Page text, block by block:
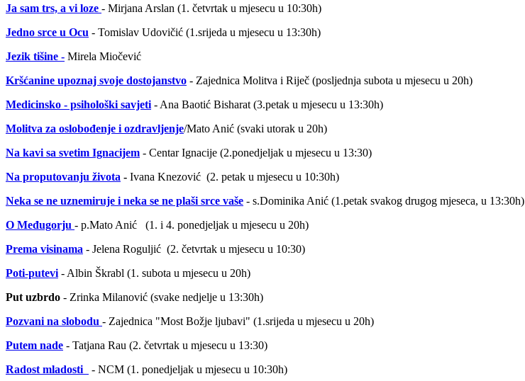
Ja sam trs, a vi loze - Mirjana Arslan (1. četvrtak u mjesecu u 10:30h)
Jedno srce u Ocu - Tomislav Udovičić (1.srijeda u mjesecu u 13:30h)
Jezik tišine - Mirela Miočević
Kršćanine upoznaj svoje dostojanstvo - Zajednica Molitva i Riječ (posljednja subota u mjesecu u 20h)
Medicinsko - psihološki savjeti - Ana Baotić Bisharat (3.petak u mjesecu u 13:30h)
Molitva za oslobođenje i ozdravljenje/Mato Anić (svaki utorak u 20h)
Na kavi sa svetim Ignacijem - Centar Ignacije (2.ponedjeljak u mjesecu u 13:30)
Na proputovanju života - Ivana Knezović (2. petak u mjesecu u 10:30h)
Neka se ne uznemiruje i neka se ne plaši srce vaše - s.Dominika Anić (1.petak svakog drugog mjeseca, u 13:30h)
O Međugorju - p.Mato Anić (1. i 4. ponedjeljak u mjesecu u 20h)
Prema visinama - Jelena Roguljić (2. četvrtak u mjesecu u 10:30)
Poti-putevi - Albin Škrabl (1. subota u mjesecu u 20h)
Put uzbrdo - Zrinka Milanović (svake nedjelje u 13:30h)
Pozvani na slobodu - Zajednica "Most Božje ljubavi" (1.srijeda u mjesecu u 20h)
Putem nade - Tatjana Rau (2. četvrtak u mjesecu u 13:30)
Radost mladosti
- NCM (1. ponedjeljak u mjesecu u 10:30h)